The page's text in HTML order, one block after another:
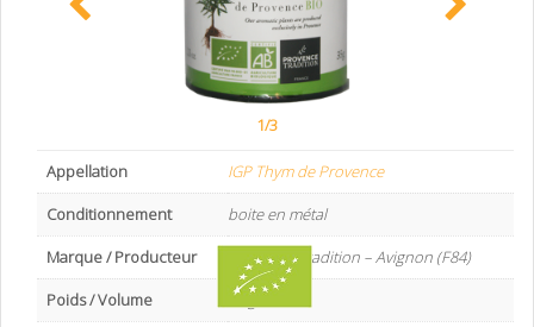
1/3
Appellation
IGP Thym de Provence
Conditionnement
boite en métal
Marque / Producteur
Provence Tradition – Avignon (F84)
Poids / Volume
30 g